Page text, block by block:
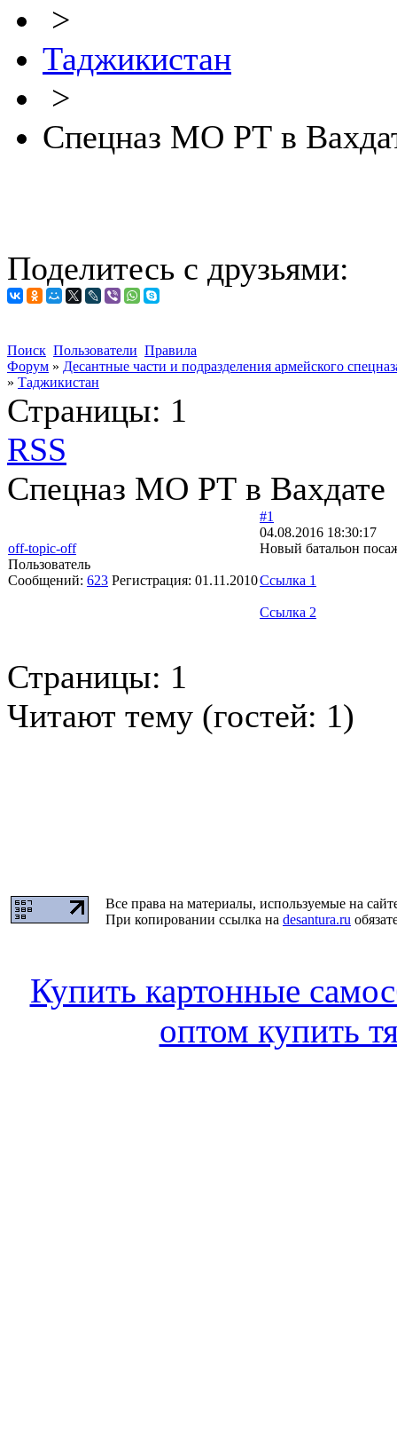
>
Таджикистан
>
Спецназ МО РТ в
Поделитесь с друзьями:
Поиск Пользователи Правила
Форум » Десантные части и подразделения армейского
» Таджикистан
Страницы: 1
RSS
Спецназ МО РТ в Вахдате
off-topic-off
Пользователь
Сообщений: 623 Регистрация: 01.11.2010
#1
04.08.2016 18:30:17
Новый батальон
Ссылка 1
Ссылка 2
Страницы: 1
Читают тему (гостей: 1)
Все права на материалы, используемые на
При копировании ссылка на desantura.ru
Купить картонные
оптом купить